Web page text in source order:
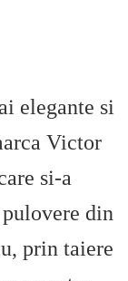
elegante si
Victor
si-a
din
prin taiere